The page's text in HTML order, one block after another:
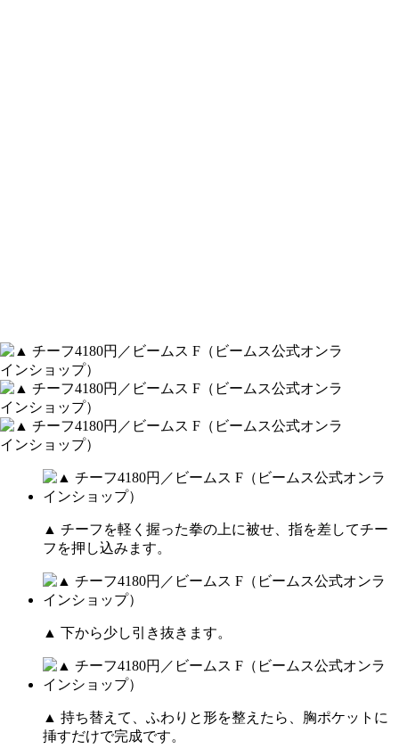
▲ チーフを軽く握った拳の上に被せ、指を差してチー
フを押し込みます。
▲ 下から少し引き抜きます。
▲ 持ち替えて、ふわりと形を整えたら、胸ポケットに
挿すだけで完成です。